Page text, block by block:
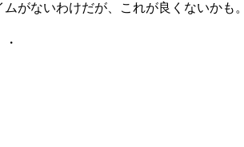
がないわけだが、これが良くないかも。